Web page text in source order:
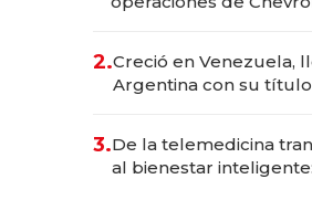
2.Creció en Venezuela,
Argentina con su
las marcas "fast
3.De la telemedicina
al bienestar